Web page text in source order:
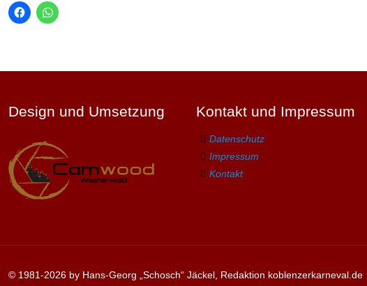
Design und Umsetzung Kontakt und Impressum
Datenschutz
Impressum
Kontakt
© 1981-2026 by Hans-Georg „Schosch“ Jäckel, Redaktion koblenzerkarneval.de